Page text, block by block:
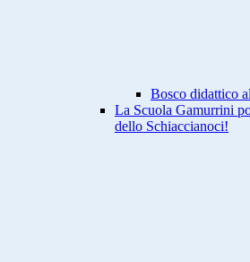
Bosco didattico
La Scuola Gamurrini
dello Schiaccianoci!